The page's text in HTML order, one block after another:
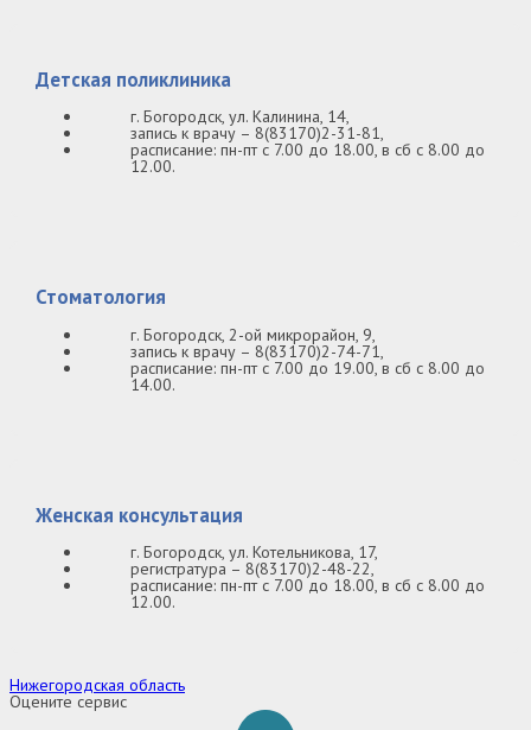
Детская поликлиника
г. Богородск, ул. Калинина, 14,
запись к врачу – 8(83170)2-31-81,
расписание: пн-пт с 7.00 до 18.00, в сб с 8.00 до
12.00.
Стоматология
г. Богородск, 2-ой микрорайон, 9,
запись к врачу – 8(83170)2-74-71,
расписание: пн-пт с 7.00 до 19.00, в сб с 8.00 до
14.00.
Женская консультация
г. Богородск, ул. Котельникова, 17,
регистратура – 8(83170)2-48-22,
расписание: пн-пт с 7.00 до 18.00, в сб с 8.00 до
12.00.
Нижегородская область
Оцените сервис